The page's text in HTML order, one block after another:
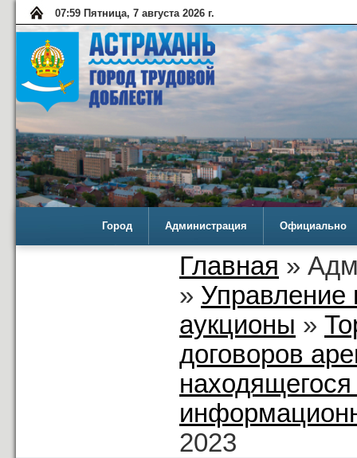
07:59 Пятница, 7 августа 2026 г.
Город Администрация Официально
Главная »
» Управление
аукционы »
договоров
2023